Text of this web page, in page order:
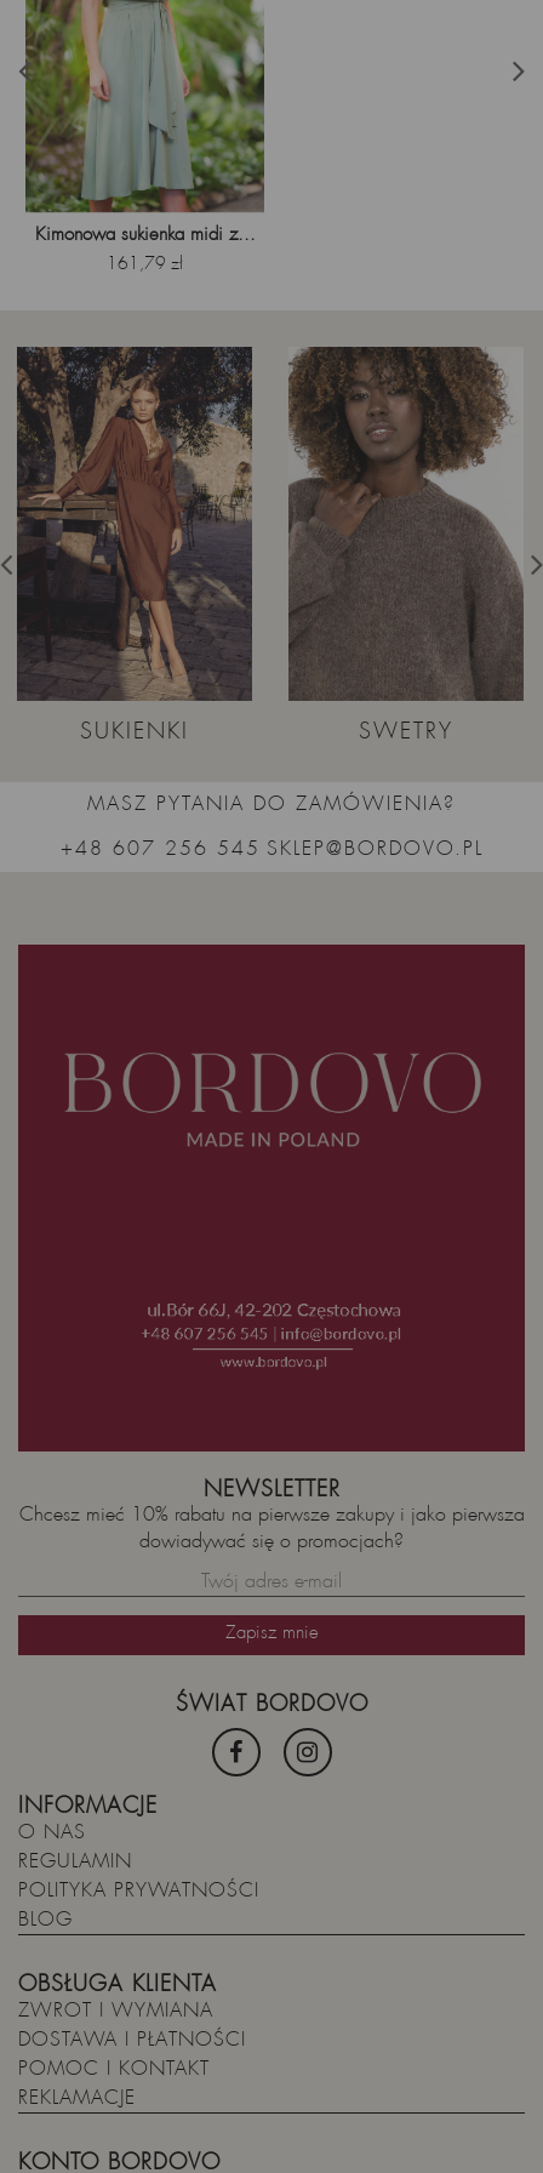
Kimonowa sukienka midi z...
Cena
161,79 zł
SUKIENKI SWETRY
MASZ PYTANIA DO ZAMÓWIENIA?
+48 607 256 545 SKLEP@BORDOVO.PL
INFORMACJE
O NAS
REGULAMIN
POLITYKA PRYWATNOŚCI
BLOG
OBSŁUGA KLIENTA
ZWROT I WYMIANA
DOSTAWA I PŁATNOŚCI
POMOC I KONTAKT
REKLAMACJE
KONTO BORDOVO
ŚWIAT BORDOVO
NEWSLETTER
Chcesz mieć 10% rabatu na pierwsze zakupy i jako pierwsza
dowiadywać się o promocjach?